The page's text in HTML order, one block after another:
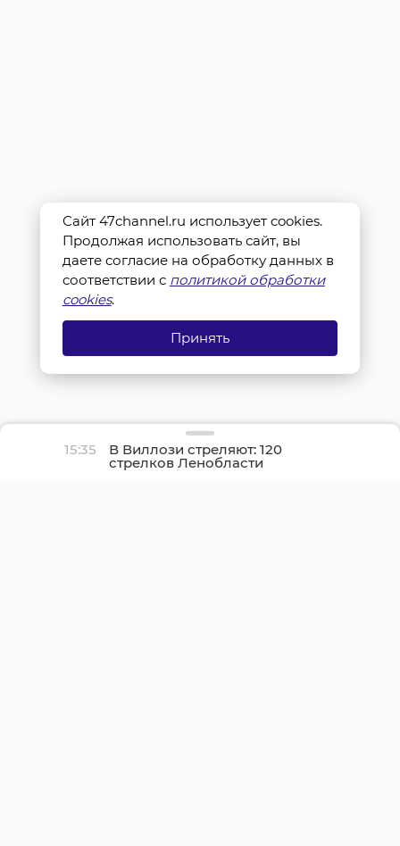
15:35 В Виллози стреляют: 120
стрелков Ленобласти
оспаривают звание
Сайт 47channel.ru использует cookies.
Продолжая использовать сайт, вы
даете согласие на обработку данных в
соответствии с политикой обработки
cookies.
Принять